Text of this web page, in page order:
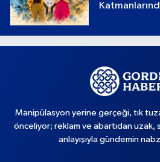
Manipülasyon yerine gerçeği, tık
önceliyor; reklam ve abartıdan
anlayışıyla gündemin